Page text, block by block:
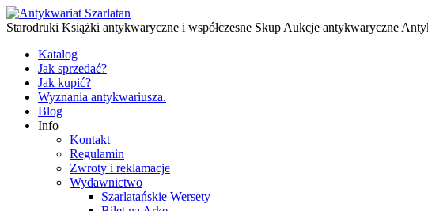
Starodruki Książki antykwaryczne i współczesne Skup Aukcje antykwaryczne
Katalog
Jak sprzedać?
Jak kupić?
Wyznania antykwariusza.
Blog
Info
Kontakt
Regulamin
Zwroty i reklamacje
Wydawnictwo
Szarlatańskie Wersety